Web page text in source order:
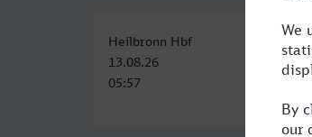
Heilbronn Hbf
13.08.26
05:57
13.08.26